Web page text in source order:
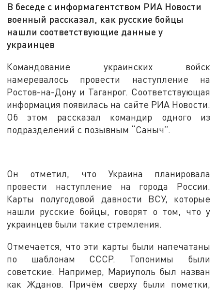
В беседе с информагентством РИА Новости
военный рассказал, как русские бойцы
нашли соответствующие данные у
украинцев
Командование украинских войск
намеревалось провести наступление на
Ростов-на-Дону и Таганрог. Соответствующая
информация появилась на сайте РИА Новости.
Об этом рассказал командир одного из
подразделений с позывным “Саныч”.
Он отметил, что Украина планировала
провести наступление на города России.
Карты полугодовой давности ВСУ, которые
нашли русские бойцы, говорят о том, что у
украинцев были такие стремления.
Отмечается, что эти карты были напечатаны
по шаблонам СССР. Топонимы были
советские. Например, Мариуполь был назван
как Жданов. Причём сверху были пометки,